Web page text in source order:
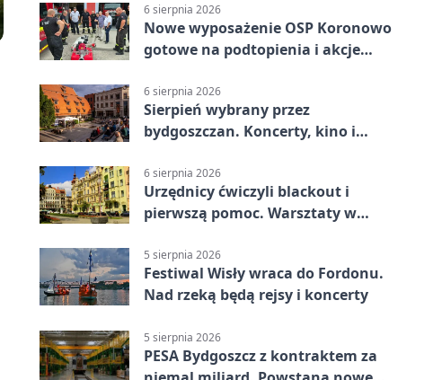
6 sierpnia 2026
Nowe wyposażenie OSP Koronowo
gotowe na podtopienia i akcje
6 sierpnia 2026
Sierpień wybrany przez
bydgoszczan. Koncerty, kino i
6 sierpnia 2026
Urzędnicy ćwiczyli blackout i
pierwszą pomoc. Warsztaty w
5 sierpnia 2026
Festiwal Wisły wraca do Fordonu.
Nad rzeką będą rejsy i koncerty
5 sierpnia 2026
PESA Bydgoszcz z kontraktem za